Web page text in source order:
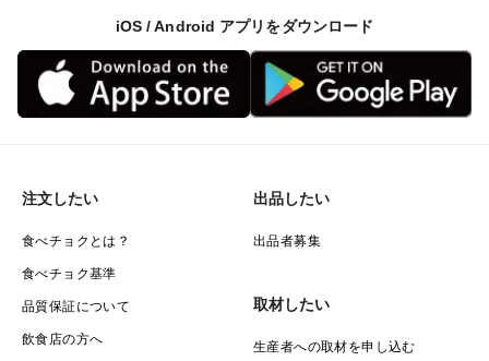
iOS / Android アプリをダウンロード
注文したい
食べチョクとは？
食べチョク基準
品質保証について
飲食店の方へ
出品したい
出品者募集
取材したい
生産者への取材を申し込む